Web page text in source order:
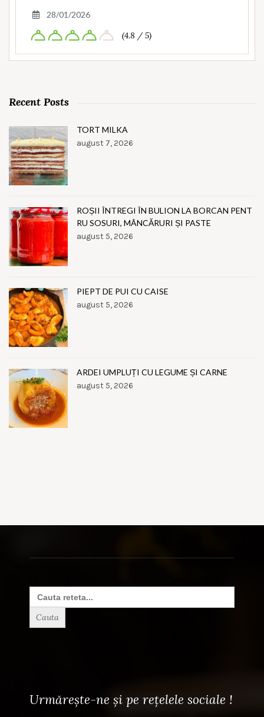
28/01/2026
(4.8 / 5)
Recent Posts
TORT MILKA
august 7, 2026
ROȘII ÎNTREGI ÎN BULION LA BORCAN PENT
RU SOSURI, MÂNCĂRURI ȘI PASTE
august 5, 2026
PIEPT DE PUI CU CAISE
august 5, 2026
ARDEI UMPLUȚI CU LEGUME ȘI CARNE
august 5, 2026
Search
for:
Urmărește-ne și pe rețelele sociale !